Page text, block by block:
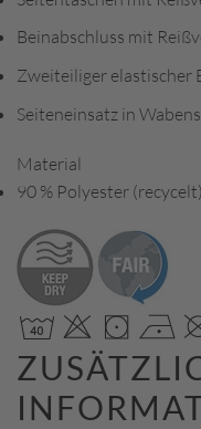
Beinabschluss mit
Zweiteiliger elastischer
Seiteneinsatz in
Material
90 % Polyester